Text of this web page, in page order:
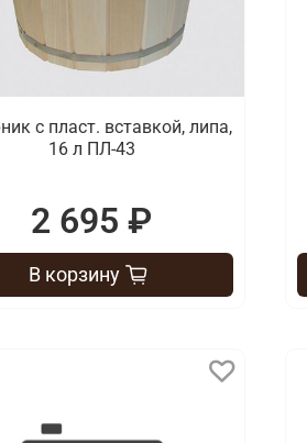
с пласт. вставкой, липа,
16 л ПЛ-43
2 695 ₽
В корзину